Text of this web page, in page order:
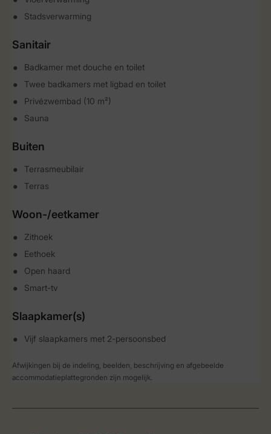
Stadsverwarming
Sanitair
Badkamer met douche en toilet
Twee badkamers met ligbad en toilet
Privézwembad (10 m²)
Sauna
Buiten
Terrasmeubilair
Terras
Woon-/eetkamer
Zithoek
Eethoek
Open haard
Smart-tv
Slaapkamer(s)
Vijf slaapkamers met 2-persoonsbed
Afwijkingen bij de indeling, beelden, beschrijving en afgebeelde
accommodatieplattegronden zijn mogelijk.